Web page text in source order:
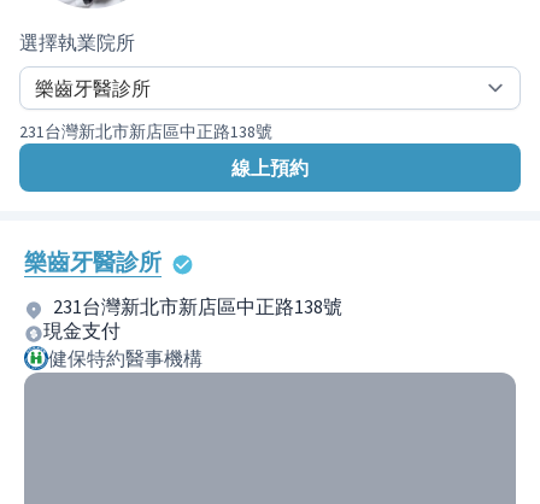
選擇執業院所
231台灣新北市新店區中正路138號
線上預約
樂齒牙醫診所
231台灣新北市新店區中正路138號
現金支付
健保特約醫事機構